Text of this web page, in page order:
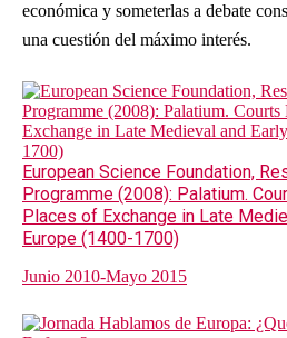
económica y someterlas a debate
una cuestión del máximo interés.
European Science Foundation,
Programme (2008): Palatium.
Places of Exchange in Late
Europe (1400-1700)
Junio 2010-Mayo 2015